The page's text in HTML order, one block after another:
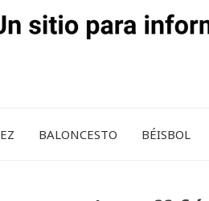
BALONCESTO BÉISBOL